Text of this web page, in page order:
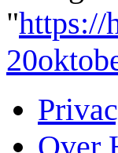
"https://